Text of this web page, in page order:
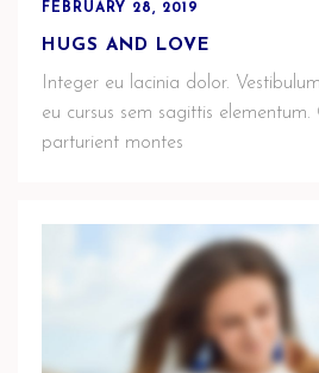
FEBRUARY 28, 2019
HUGS AND LOVE
Integer eu lacinia dolor.
eu cursus sem sagittis elementum.
parturient montes